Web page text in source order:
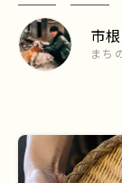
市
まち